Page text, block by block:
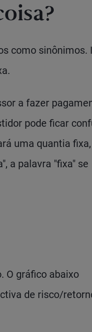
como sinônimos.
a fazer
pode ficar
uma quantia
a palavra "fixa" se
O gráfico abaixo
de risco/